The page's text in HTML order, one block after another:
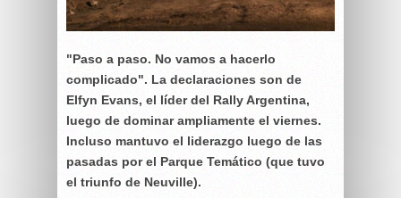
"Paso a paso. No vamos a hacerlo
complicado". La declaraciones son de
Elfyn Evans, el líder del Rally Argentina,
luego de dominar ampliamente el viernes.
Incluso mantuvo el liderazgo luego de las
pasadas por el Parque Temático (que tuvo
el triunfo de Neuville).